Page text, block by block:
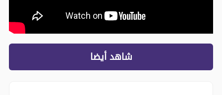
شاهد أيضا